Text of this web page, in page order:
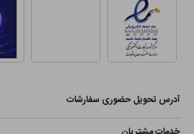
آدرس تحویل حضوری سفارشات